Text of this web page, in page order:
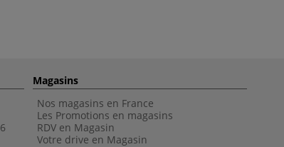
6
Magasins
Nos magasins en France
Les Promotions en magasins
RDV en Magasin
Votre drive en Magasin